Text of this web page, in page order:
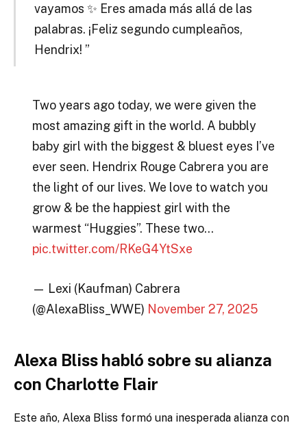
vayamos ✨ Eres amada más allá de las
palabras. ¡Feliz segundo cumpleaños,
Hendrix! ”
Two years ago today, we were given the
most amazing gift in the world. A bubbly
baby girl with the biggest & bluest eyes I’ve
ever seen. Hendrix Rouge Cabrera you are
the light of our lives. We love to watch you
grow & be the happiest girl with the
warmest “Huggies”. These two…
pic.twitter.com/RKeG4YtSxe
— Lexi (Kaufman) Cabrera
(@AlexaBliss_WWE) November 27, 2025
Alexa Bliss habló sobre su alianza
con Charlotte Flair
Este año, Alexa Bliss formó una inesperada alianza con